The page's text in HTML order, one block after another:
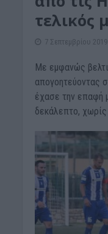
τελικός
7 Σεπτεμβρίου 2019
Με εμφανώς
απογοητεύοντας
έχασε την επαφή
δεκάλεπτο,